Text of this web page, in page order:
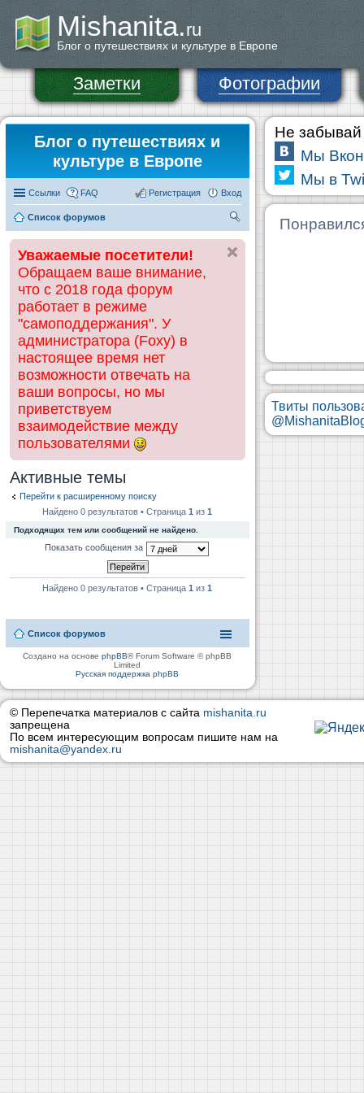
Mishanita.ru
Блог о путешествиях и культуре в Европе
Заметки Фотографии
Блог о путешествиях и
культуре в Европе
Ссылки FAQ Вход
Регистрация
Список форумов
ск
Уважаемые посетители!
Обращаем ваше внимание,
что с 2018 года форум
работает в режиме
"самоподдержания". У
администратора (Foxy) в
настоящее время нет
возможности отвечать на
ваши вопросы, но мы
приветствуем
взаимодействие между
пользователями
Активные темы
Перейти к расширенному поиску
Найдено 0 результатов • Страница1 из1
Подходящих тем или сообщений не найдено.
Показать сообщения за
Найдено 0 результатов • Страница1 из1
Список форумов
Создано на основеphpBB® Forum Software © phpBB
Limited
Русская поддержка phpBB
Не забывай
Мы
Мы в
Твиты
© Перепечатка материалов с сайта mishanita.ru
запрещена
По всем интересующим вопросам пишите нам на
mishanita@yandex.ru